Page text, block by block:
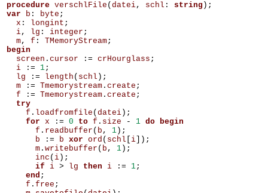
procedure verschlFile ( datei, schl : string );
var
b : byte ;
x : longint ;
i, lg : integer ;
m, f : TMemoryStream;
begin
screen . cursor := crHourglass ;
i
:= 1;
lg
:= length ( schl );
m
:= Tmemorystream . create ;
f
:= Tmemorystream . create ;
try
f . loadfromfile ( datei );
for x := 0 to f . size - 1 do begin
f . readbuffer ( b , 1 );
b
:= b xor ord ( schl i ]);
m . writebuffer ( b , 1 );
inc ( i );
if
i > lg then i := 1;
end ;
f . free ;